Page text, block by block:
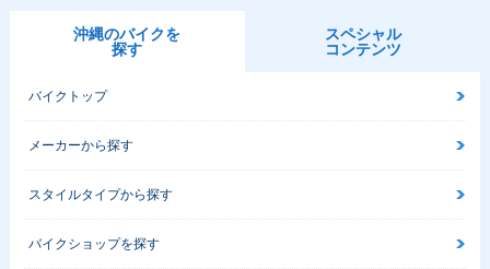
沖縄のバイクを
探す
スペシャル
コンテンツ
バイクトップ
メーカーから探す
スタイルタイプから探す
バイクショップを探す